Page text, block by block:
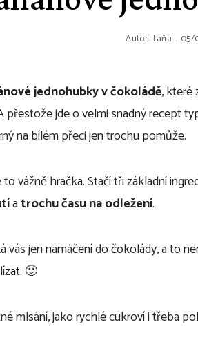
Autor:Táňa 05/
jednohubky v čokoládě, které
přestože jde o velmi snadný recept
na bílém přeci jen trochu pomůže.
vážně hračka. Stačí tři základní
atrochu času na odležení.
vás jen namáčení do čokolády, a to
🙂
mlsání, jako rychlé cukroví i třeba